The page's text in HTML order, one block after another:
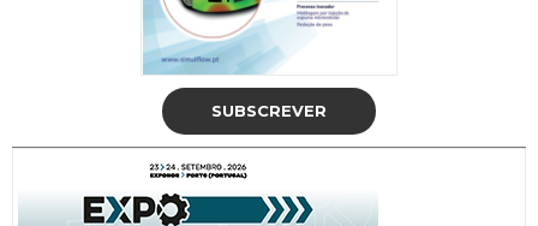
SUBSCREVER